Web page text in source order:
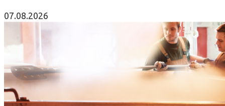
07.08.2026